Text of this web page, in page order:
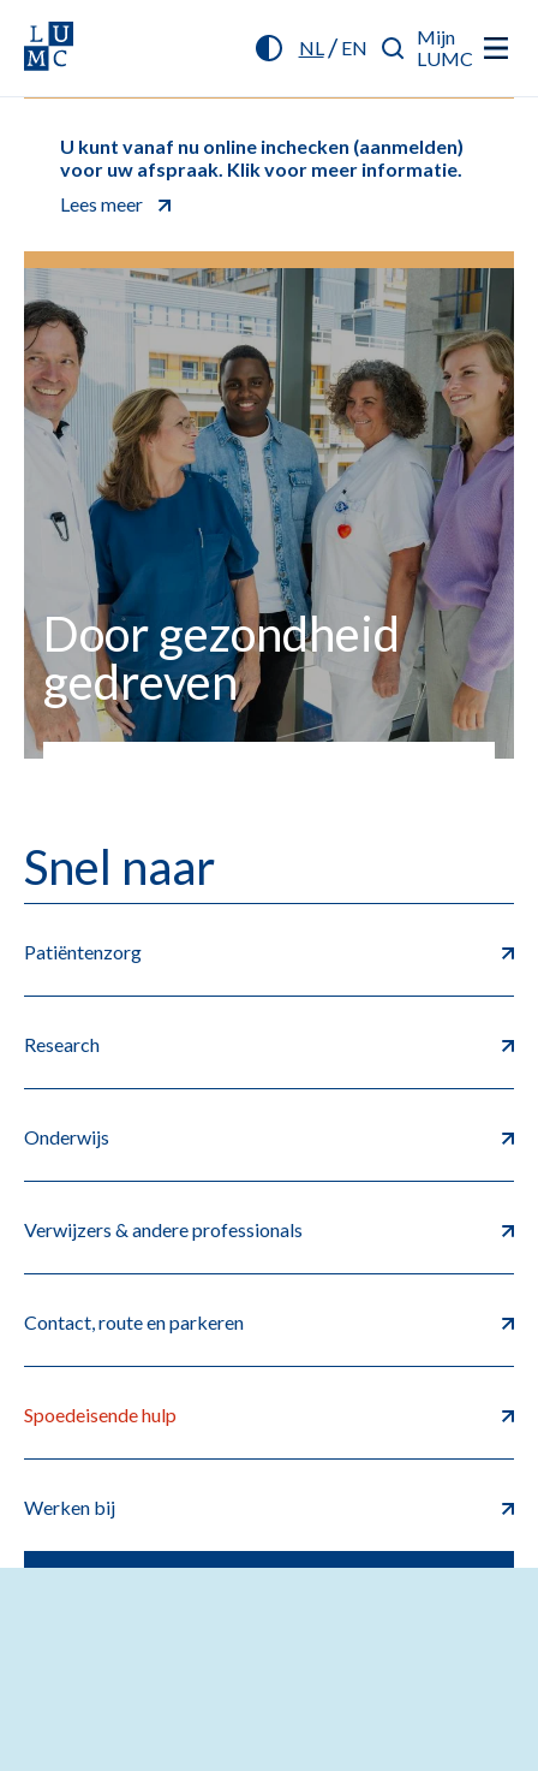
NL/ EN
Mijn
LUMC
U kunt vanaf nu online inchecken (aanmelden)
voor uw afspraak. Klik voor meer informatie.
Lees meer
Door gezondheid
gedreven
Snel naar
Patiëntenzorg
Research
Onderwijs
Verwijzers & andere professionals
Contact, route en parkeren
Spoedeisende hulp
Werken bij